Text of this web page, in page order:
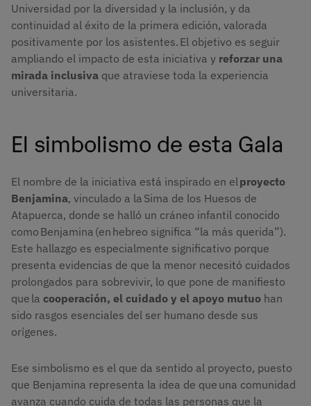
Universidad por la diversidad y la inclusión, y da
continuidad al éxito de la primera edición, valorada
positivamente por los asistentes. El objetivo es seguir
ampliando el impacto de esta iniciativa y reforzar una
mirada inclusiva que atraviese toda la experiencia
universitaria.
El simbolismo de esta Gala
El nombre de la iniciativa está inspirado en elproyecto
Benjamina, vinculado a la Sima de los Huesos de
Atapuerca, donde se halló un cráneo infantil conocido
como Benjamina (en hebreo significa “la más querida”).
Este hallazgo es especialmente significativo porque
presenta evidencias de que la menor necesitó cuidados
prolongados para sobrevivir, lo que pone de manifiesto
que la cooperación, el cuidado y el apoyo mutuo han
sido rasgos esenciales del ser humano desde sus
orígenes.
Ese simbolismo es el que da sentido al proyecto, puesto
que Benjamina representa la idea de que una comunidad
avanza cuando cuida de todas las personas que la